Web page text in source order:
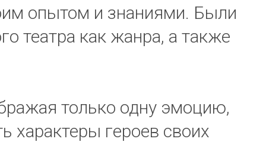
опытом и знаниями. Были
театра как жанра, а также
только одну эмоцию,
характеры героев своих